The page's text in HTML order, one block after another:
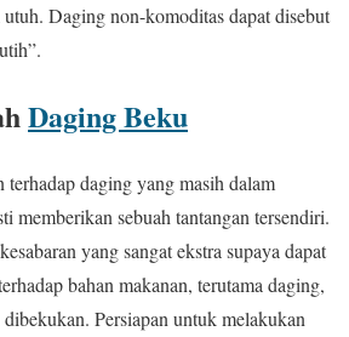
utuh. Daging non-komoditas dapat disebut
Daging Beku
daging yang masih dalam
memberikan sebuah tantangan tersendiri.
yang sangat ekstra supaya dapat
bahan makanan, terutama daging,
Persiapan untuk melakukan